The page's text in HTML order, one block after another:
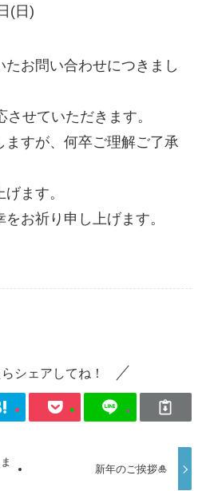
(日)
お問い合わせにつきまし
せていただきます。
ますが、何卒ご理解ご了承
ます。
お祈り申し上げます。
シェアしてね！
新年のご挨拶🎍